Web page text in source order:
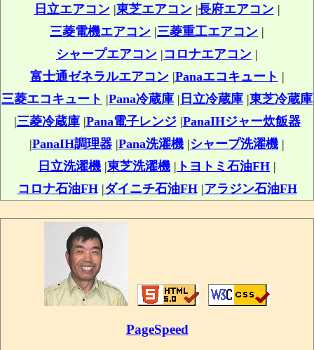
日立エアコン|東芝エアコン|長府エアコン|
三菱電機エアコン |三菱重工エアコン |
シャープエアコン |コロナエアコン |
富士通ゼネラルエアコン|Panaエコキュート |
三菱エコキュート |Pana冷蔵庫 | 日立冷蔵庫 |東芝冷蔵庫
|三菱冷蔵庫|Pana電子レンジ|PanaIHジャー炊飯器
|PanaIH調理器 |Pana洗濯機 |シャープ洗濯機 |
日立洗濯機 |東芝洗濯機 | トヨトミ石油FH |
コロナ石油FH|ダイニチ石油FH|アラジン石油FH
PageSpeed